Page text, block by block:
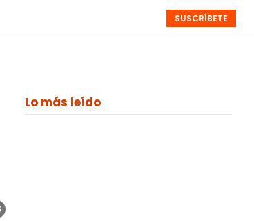
MONOGRÁFICOS EVENTOS
SUSCRÍBETE
Lo más leído